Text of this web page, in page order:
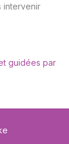
intervenir
guidées par